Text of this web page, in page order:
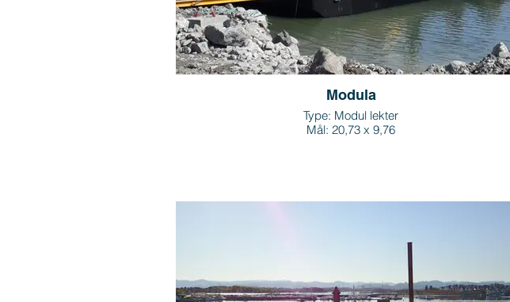
Modula
Type: Modul lekter
Mål: 20,73 x 9,76